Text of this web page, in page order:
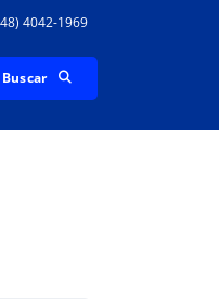
4042-1969
Buscar